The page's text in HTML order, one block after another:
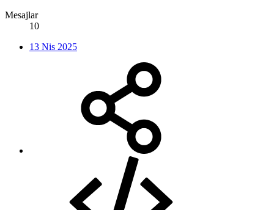
Mesajlar
10
13 Nis 2025